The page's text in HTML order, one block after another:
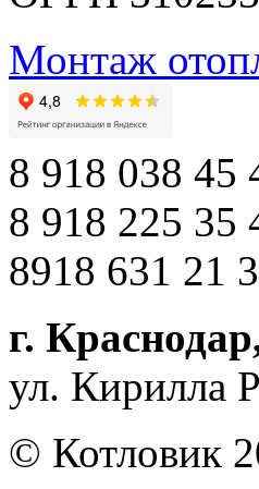
Монтаж
8 918 038 45
8 918 225 35
8918 631 21
г. Краснодар
ул. Кирилла
© Котловик